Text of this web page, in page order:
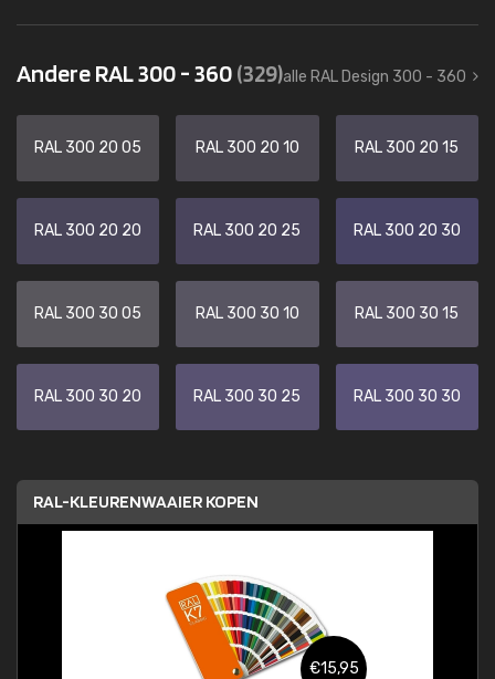
Andere RAL 300 - 360(329)alle RAL Design 300 - 360
RAL 300 20 05 RAL 300 20 10 RAL 300 20 15
RAL 300 20 20 RAL 300 20 25 RAL 300 20 30
RAL 300 30 05 RAL 300 30 10 RAL 300 30 15
RAL 300 30 20 RAL 300 30 25 RAL 300 30 30
RAL-KLEURENWAAIER KOPEN
€15,95